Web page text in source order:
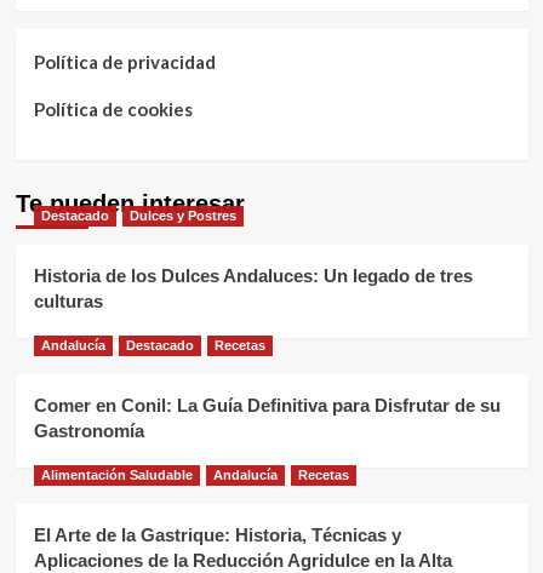
Política de privacidad
Política de cookies
Te pueden interesar
Destacado Dulces y Postres
Historia de los Dulces Andaluces: Un legado de tres
culturas
Andalucía Destacado Recetas
Comer en Conil: La Guía Definitiva para Disfrutar de su
Gastronomía
Alimentación Saludable Andalucía Recetas
El Arte de la Gastrique: Historia, Técnicas y
Aplicaciones de la Reducción Agridulce en la Alta